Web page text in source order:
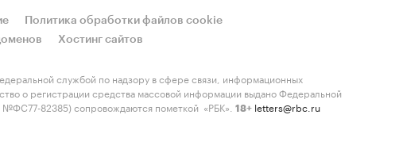
Политика обработки файлов cookie
Хостинг сайтов
службой по надзору в сфере связи, информационных
о регистрации средства массовой информации выдано Федеральной
82385) сопровождаются пометкой «РБК».
18+ letters@rbc.ru